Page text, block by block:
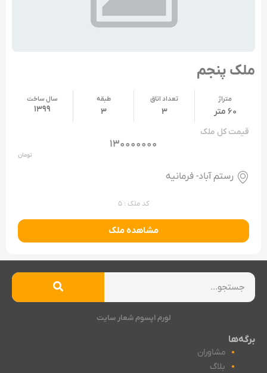
ملک پنجم
متراژ
۶۰ متر
تعداد اتاق
۳
طبقه
۳
سال ساخت
۱۳۹۹
قیمت کل ملک
۱۳۰۰۰۰۰۰۰
تومان
رستم آباد- فرمانیه
کد ملک : ۵
مشاهده ملک
لورم اپسوم شعار سایت
برگه‌ها
مشاوران
بلاگ